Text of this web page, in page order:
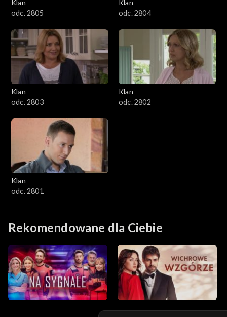
Klan
odc. 2805
Klan
odc. 2804
Klan
odc. 2803
Klan
odc. 2802
Klan
odc. 2801
Rekomendowane dla Ciebie